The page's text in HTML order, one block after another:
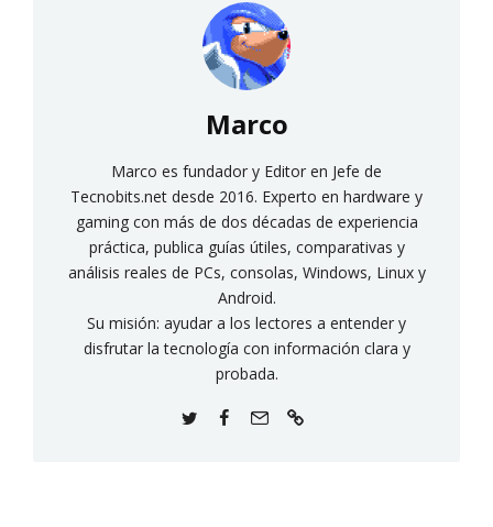
Marco
Marco es fundador y Editor en Jefe de
Tecnobits.net desde 2016. Experto en hardware y
gaming con más de dos décadas de experiencia
práctica, publica guías útiles, comparativas y
análisis reales de PCs, consolas, Windows, Linux y
Android.
Su misión: ayudar a los lectores a entender y
disfrutar la tecnología con información clara y
probada.